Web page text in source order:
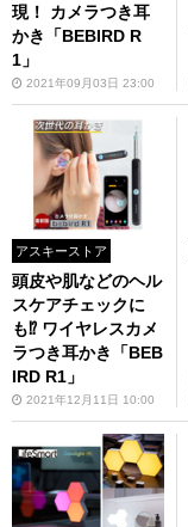
現！ カメラつき耳
かき「BEBIRD R
1」
2021年09月03日 23:00
アスキーストア
頭皮や肌などのヘル
スケアチェックに
も⁉ ワイヤレスカメ
ラつき耳かき「BEB
IRD R1」
2021年12月11日 10:00